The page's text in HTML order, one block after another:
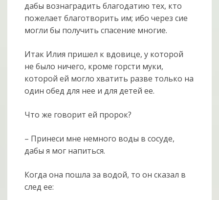
дабы вознаградить благодатию тех, кто
пожелает благотворить им; ибо через сие
могли бы получить спасение многие.
Итак Илия пришел к вдовице, у которой
не было ничего, кроме горсти муки,
которой ей могло хватить разве только на
один обед для нее и для детей ее.
Что же говорит ей пророк?
– Принеси мне немного воды в сосуде,
дабы я мог напиться.
Когда она пошла за водой, то он сказал в
след ее: